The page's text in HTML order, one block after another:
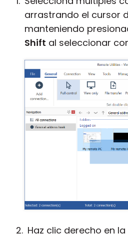
arrastrando el cursor
manteniendo
Shift al seleccionar
Haz clic derecho en